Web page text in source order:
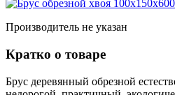
Производитель не указан
Кратко о товаре
Брус деревянный обрезной